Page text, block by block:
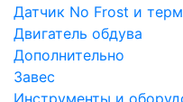
Датчик No Frost и
Двигатель обдува
Дополнительно
Завес
Инструменты и